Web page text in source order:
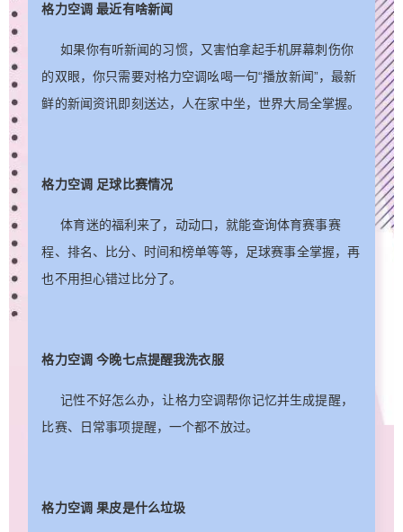
格力空调 最近有啥新闻
如果你有听新闻的习惯，又害怕拿起手机屏幕刺伤你
的双眼，你只需要对格力空调吆喝一句“播放新闻”，最新
鲜的新闻资讯即刻送达，人在家中坐，世界大局全掌握。
格力空调 足球比赛情况
体育迷的福利来了，动动口，就能查询体育赛事赛
程、排名、比分、时间和榜单等等，足球赛事全掌握，再
也不用担心错过比分了。
格力空调 今晚七点提醒我洗衣服
记性不好怎么办，让格力空调帮你记忆并生成提醒，
比赛、日常事项提醒，一个都不放过。
格力空调 果皮是什么垃圾